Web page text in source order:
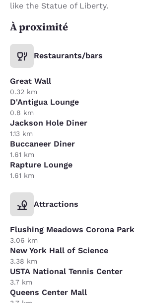
like the Statue of Liberty.
À proximité
Restaurants/bars
Great Wall
0.32 km
D'Antigua Lounge
0.8 km
Jackson Hole Diner
1.13 km
Buccaneer Diner
1.61 km
Rapture Lounge
1.61 km
Attractions
Flushing Meadows Corona Park
3.06 km
New York Hall of Science
3.38 km
USTA National Tennis Center
3.7 km
Queens Center Mall